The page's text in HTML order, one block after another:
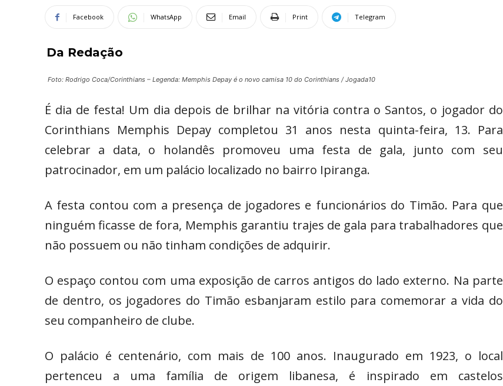
Facebook WhatsApp Email Print Telegram
Da Redação
Foto: Rodrigo Coca/Corinthians – Legenda: Memphis Depay é o novo camisa 10 do Corinthians / Jogada10
É dia de festa! Um dia depois de brilhar na vitória contra o Santos, o jogador do
Corinthians Memphis Depay completou 31 anos nesta quinta-feira, 13. Para
celebrar a data, o holandês promoveu uma festa de gala, junto com seu
patrocinador, em um palácio localizado no bairro Ipiranga.
A festa contou com a presença de jogadores e funcionários do Timão. Para que
ninguém ficasse de fora, Memphis garantiu trajes de gala para trabalhadores que
não possuem ou não tinham condições de adquirir.
O espaço contou com uma exposição de carros antigos do lado externo. Na parte
de dentro, os jogadores do Timão esbanjaram estilo para comemorar a vida do
seu companheiro de clube.
O palácio é centenário, com mais de 100 anos. Inaugurado em 1923, o local
pertenceu a uma família de origem libanesa, é inspirado em castelos